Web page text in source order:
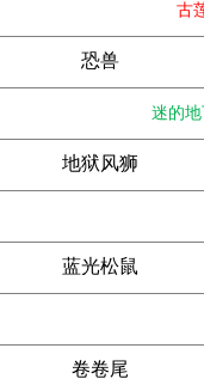
古
恐兽
迷的
地狱风狮
蓝光松鼠
卷卷尾